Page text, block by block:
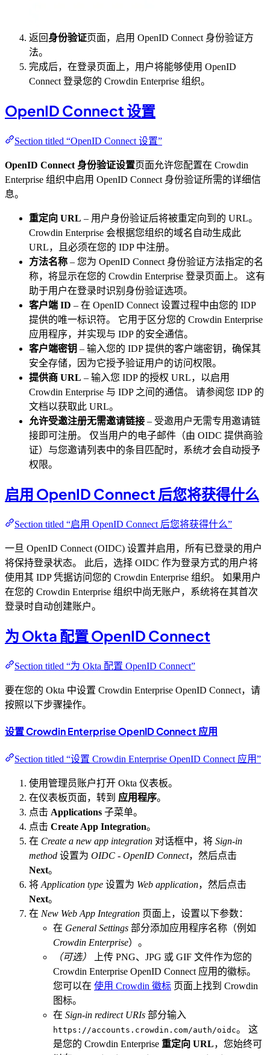
返回 身份验证页面，启用 OpenID Connect 身份验证方
法。
完成后，在登录页面上，用户将能够使用 OpenID
Connect 登录您的 Crowdin Enterprise 组织。
OpenID Connect 设置
Section titled “OpenID Connect 设置”
OpenID Connect 身份验证设置页面允许您配置在 Crowdin
Enterprise 组织中启用 OpenID Connect 身份验证所需的详细信
息。
重定向 URL – 用户身份验证后将被重定向到的 URL。
Crowdin Enterprise 会根据您组织的域名自动生成此
URL，且必须在您的 IDP 中注册。
方法名称 – 您为 OpenID Connect 身份验证方法指定的名
称，将显示在您的 Crowdin Enterprise 登录页面上。 这有
助于用户在登录时识别身份验证选项。
客户端 ID – 在 OpenID Connect 设置过程中由您的 IDP
提供的唯一标识符。 它用于区分您的 Crowdin Enterprise
应用程序，并实现与 IDP 的安全通信。
客户端密钥 – 输入您的 IDP 提供的客户端密钥，确保其
安全存储，因为它授予验证用户的访问权限。
提供商 URL – 输入您 IDP 的授权 URL，以启用
Crowdin Enterprise 与 IDP 之间的通信。 请参阅您 IDP 的
文档以获取此 URL。
允许受邀注册无需邀请链接 – 受邀用户无需专用邀请链
接即可注册。 仅当用户的电子邮件（由 OIDC 提供商验
证）与您邀请列表中的条目匹配时，系统才会自动授予
权限。
启用 OpenID Connect 后您将获得什么
Section titled “启用 OpenID Connect 后您将获得什么”
一旦 OpenID Connect (OIDC) 设置并启用，所有已登录的用户
将保持登录状态。 此后，选择 OIDC 作为登录方式的用户将
使用其 IDP 凭据访问您的 Crowdin Enterprise 组织。 如果用户
在您的 Crowdin Enterprise 组织中尚无账户，系统将在其首次
登录时自动创建账户。
为 Okta 配置 OpenID Connect
Section titled “为 Okta 配置 OpenID Connect”
要在您的 Okta 中设置 Crowdin Enterprise OpenID Connect，请
按照以下步骤操作。
设置 Crowdin Enterprise OpenID Connect 应用
Section titled “设置 Crowdin Enterprise OpenID Connect 应用”
使用管理员账户打开 Okta 仪表板。
在仪表板页面，转到 应用程序。
点击 Applications 子菜单。
点击 Create App Integration。
在 Create a new app integration 对话框中，将 Sign-in
method 设置为 OIDC - OpenID Connect，然后点击
Next。
将 Application type 设置为 Web application，然后点击
Next。
在 New Web App Integration 页面上，设置以下参数：
在 General Settings 部分添加应用程序名称（例如
Crowdin Enterprise）。
（可选）
上传 PNG、JPG 或 GIF 文件作为您的
Crowdin Enterprise OpenID Connect 应用的徽标。
您可以在 使用 Crowdin 徽标 页面上找到 Crowdin
图标。
在 Sign-in redirect URIs 部分输入
https://accounts.crowdin.com/auth/oidc。 这
是您的 Crowdin Enterprise 重定向 URL，您始终可